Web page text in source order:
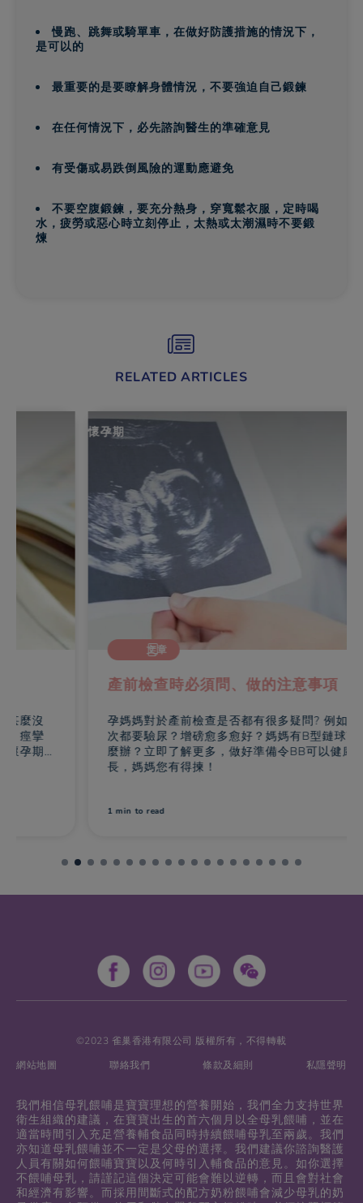
慢跑、跳舞或騎單車，在做好防護措施的情況下，
是可以的
最重要的是要瞭解身體情況，不要強迫自己鍛鍊
在任何情況下，必先諮詢醫生的準確意見
有受傷或易跌倒風險的運動應避免
不要空腹鍛鍊，要充分熱身，穿寬鬆衣服，定時喝
水，疲勞或惡心時立刻停止，太熱或太潮濕時不要鍛
煉
RELATED ARTICLES
產前檢查時必須問、做的注意事項
孕媽媽對於產前檢查是否都有很多疑問? 例如是否每
次都要驗尿？增磅愈多愈好？媽媽有B型鏈球菌應怎
麼辦？立即了解更多，做好準備令BB可以健康成
長，媽媽您有得揀！
©2023 雀巢香港有限公司 版權所有，不得轉載
網站地圖
聯絡我們 條款及細則 私隱聲明
我們相信母乳餵哺是寶寶理想的營養開始，我們全力支持世界
衛生組織的建議，在寶寶出生的首六個月以全母乳餵哺，並在
適當時間引入充足營養輔食品同時持續餵哺母乳至兩歲。我們
亦知道母乳餵哺並不一定是父母的選擇。我們建議你諮詢醫護
人員有關如何餵哺寶寶以及何時引入輔食品的意見。如你選擇
不餵哺母乳，請謹記這個決定可能會難以逆轉，而且會對社會
和經濟有影響。而採用間斷式的配方奶粉餵哺會減少母乳的奶